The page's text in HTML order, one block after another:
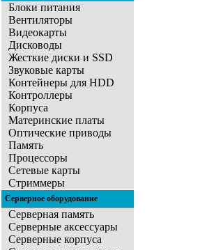
Блоки питания
Вентиляторы
Видеокарты
Дисководы
Жесткие диски и SSD
Звуковые карты
Контейнеры для HDD
Контроллеры
Корпуса
Материнские платы
Оптические приводы
Память
Процессоры
Сетевые карты
Стриммеры
Серверное оборудование
Серверная память
Серверные аксессуары
Серверные корпуса